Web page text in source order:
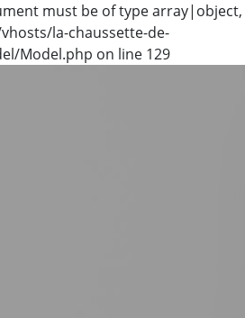
must be of type array|object,
la-chaussette-de-
Model.php on line 129